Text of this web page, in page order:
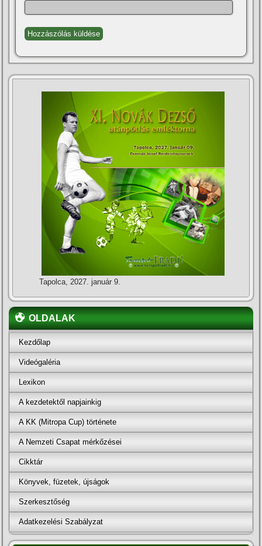
Tapolca, 2027. január 9.
OLDALAK
Kezdőlap
Videógaléria
Lexikon
A kezdetektől napjainkig
A KK (Mitropa Cup) története
A Nemzeti Csapat mérkőzései
Cikktár
Könyvek, füzetek, újságok
Szerkesztőség
Adatkezelési Szabályzat